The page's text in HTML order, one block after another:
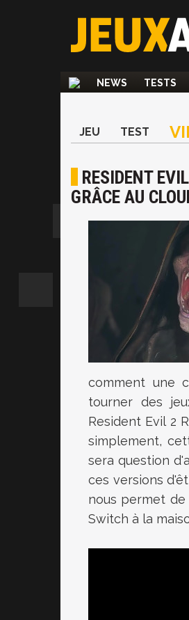
NEWS TESTS
JEU TEST
RESIDENT
GRÂCE AU
comment une
tourner des
Resident Evil 2
simplement,
sera question
ces versions
nous permet
Switch à la